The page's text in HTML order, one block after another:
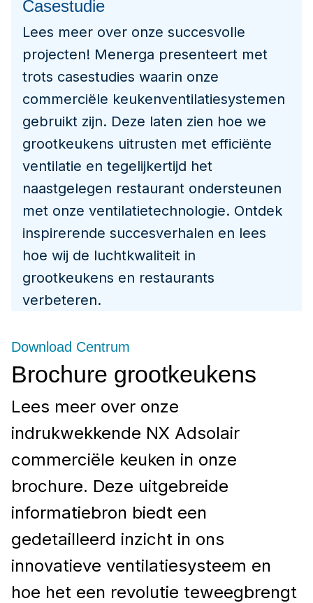
Casestudie
Lees meer over onze succesvolle
projecten! Menerga presenteert met
trots casestudies waarin onze
commerciële keukenventilatiesystemen
gebruikt zijn. Deze laten zien hoe we
grootkeukens uitrusten met efficiënte
ventilatie en tegelijkertijd het
naastgelegen restaurant ondersteunen
met onze ventilatietechnologie. Ontdek
inspirerende succesverhalen en lees
hoe wij de luchtkwaliteit in
grootkeukens en restaurants
verbeteren.
Brochure grootkeukens
Download Centrum
Lees meer over onze
indrukwekkende NX Adsolair
commerciële keuken in onze
brochure. Deze uitgebreide
informatiebron biedt een
gedetailleerd inzicht in ons
innovatieve ventilatiesysteem en
hoe het een revolutie teweegbrengt